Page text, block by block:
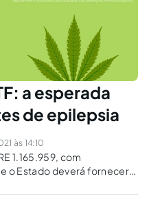
a esperada
de epilepsia
às 14:10
1.165.959, com
o Estado deverá fornecer
sanitária e é